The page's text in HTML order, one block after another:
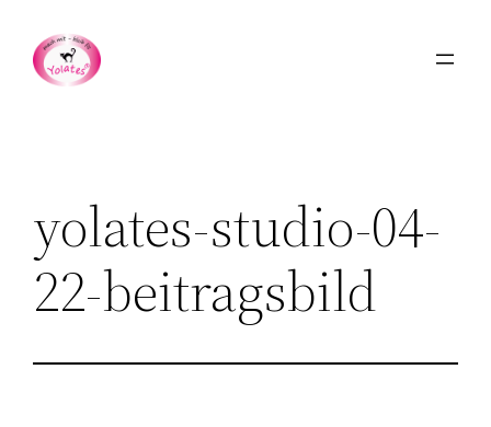
Inhalt
springen
yolates-studio-04-
22-beitragsbild